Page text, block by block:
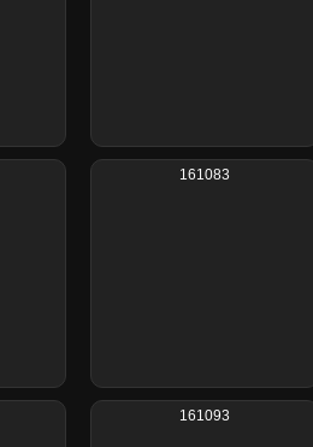
161083
161093